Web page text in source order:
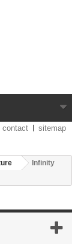
contact sitemap
Infinity